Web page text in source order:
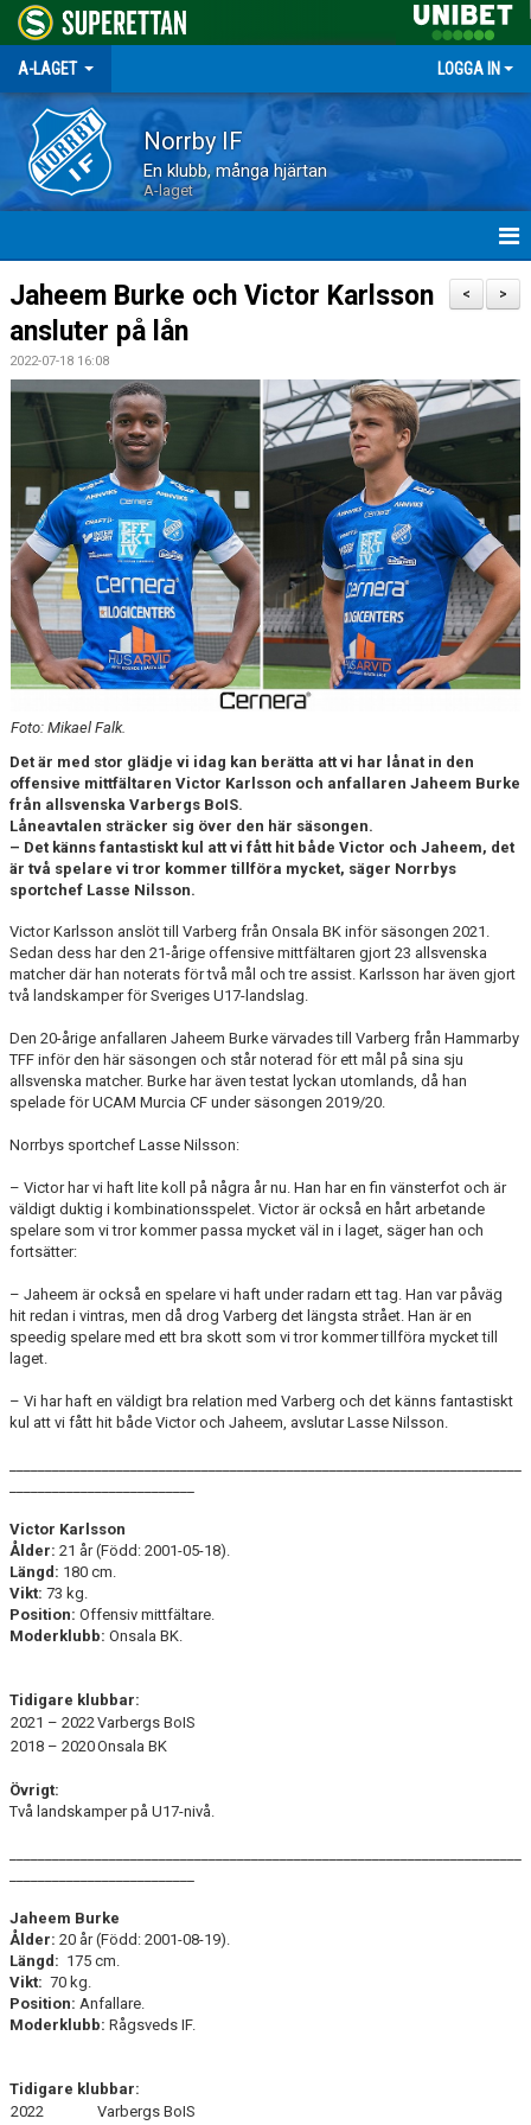
A-LAGET LOGGA IN
Norrby IF
En klubb, många hjärtan
A-laget
HEM
NYHETER
MATCHER
TRUPPEN
KALENDER
DOKUMENT
BILDARKIV
BILDER 2025
TABELL ETTAN SÖDRA 2025
>
<
Jaheem Burke och Victor Karlsson
ansluter på lån
2022-07-18 16:08
Foto: Mikael Falk.
Det är med stor glädje vi idag kan berätta att vi har lånat in den
offensive mittfältaren Victor Karlsson och anfallaren Jaheem Burke
från allsvenska Varbergs BoIS.
Låneavtalen sträcker sig över den här säsongen.
– Det känns fantastiskt kul att vi fått hit både Victor och Jaheem, det
är två spelare vi tror kommer tillföra mycket, säger Norrbys
sportchef Lasse Nilsson.
Victor Karlsson anslöt till Varberg från Onsala BK inför säsongen 2021.
Sedan dess har den 21-årige offensive mittfältaren gjort 23 allsvenska
matcher där han noterats för två mål och tre assist. Karlsson har även gjort
två landskamper för Sveriges U17-landslag.
Den 20-årige anfallaren Jaheem Burke värvades till Varberg från Hammarby
TFF inför den här säsongen och står noterad för ett mål på sina sju
allsvenska matcher. Burke har även testat lyckan utomlands, då han
spelade för UCAM Murcia CF under säsongen 2019/20.
Norrbys sportchef Lasse Nilsson:
– Victor har vi haft lite koll på några år nu. Han har en fin vänsterfot och är
väldigt duktig i kombinationsspelet. Victor är också en hårt arbetande
spelare som vi tror kommer passa mycket väl in i laget, säger han och
fortsätter:
– Jaheem är också en spelare vi haft under radarn ett tag. Han var påväg
hit redan i vintras, men då drog Varberg det längsta strået. Han är en
speedig spelare med ett bra skott som vi tror kommer tillföra mycket till
laget.
– Vi har haft en väldigt bra relation med Varberg och det känns fantastiskt
kul att vi fått hit både Victor och Jaheem, avslutar Lasse Nilsson.
Victor Karlsson
Ålder: 21 år (Född: 2001-05-18).
Längd: 180 cm.
Vikt: 73 kg.
Position: Offensiv mittfältare.
Moderklubb: Onsala BK.
Tidigare klubbar:
2021 – 2022Varbergs BoIS
2018 – 2020Onsala BK
Övrigt:
Två landskamper på U17-nivå.
Jaheem Burke
Ålder: 20 år (Född: 2001-08-19).
Längd: 175 cm.
Vikt: 70 kg.
Position: Anfallare.
Moderklubb: Rågsveds IF.
Tidigare klubbar:
2022
Varbergs BoIS